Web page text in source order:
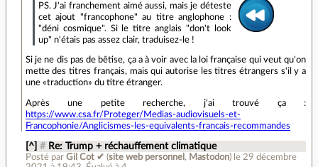
PS. J'ai franchement aimé aussi, mais je déteste
cet ajout "francophone" au titre anglophone :
"déni cosmique". Si le titre anglais "don't look
up" n'étais pas assez clair, traduisez-le !
Si je ne dis pas de bêtise, ça a à voir avec la loi française qui veut qu'on
mette des titres français, mais qui autorise les titres étrangers s'il y a
une «traduction» du titre étranger.
Après une petite recherche, j'ai trouvé ça :
https://www.csa.fr/Proteger/Medias-audiovisuels-et-
Francophonie/Anglicismes-les-equivalents-francais-recommandes
[^] # Re: Trump + réchauffement climatique
Posté parGil Cot ✔ (site web personnel , Mastodon) le 29 décembre